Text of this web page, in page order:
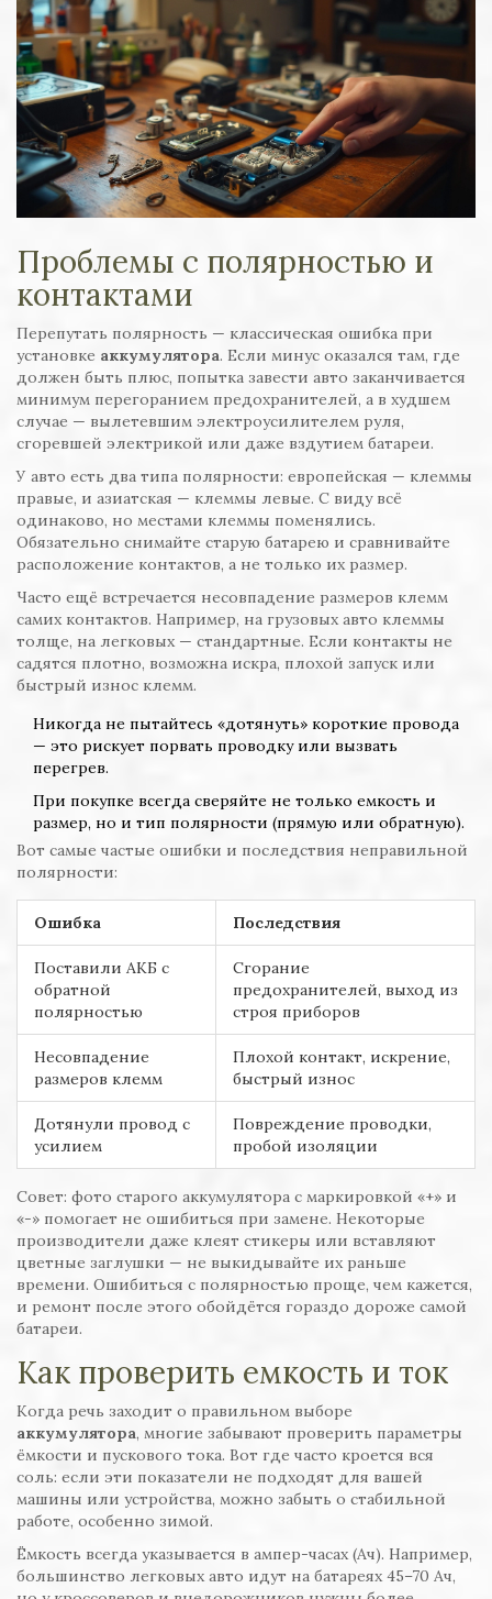
Проблемы с полярностью и
контактами
Перепутать полярность — классическая ошибка при
установке аккумулятора. Если минус оказался там, где
должен быть плюс, попытка завести авто заканчивается
минимум перегоранием предохранителей, а в худшем
случае — вылетевшим электроусилителем руля,
сгоревшей электрикой или даже вздутием батареи.
У авто есть два типа полярности: европейская — клеммы
правые, и азиатская — клеммы левые. С виду всё
одинаково, но местами клеммы поменялись.
Обязательно снимайте старую батарею и сравнивайте
расположение контактов, а не только их размер.
Часто ещё встречается несовпадение размеров клемм
самих контактов. Например, на грузовых авто клеммы
толще, на легковых — стандартные. Если контакты не
садятся плотно, возможна искра, плохой запуск или
быстрый износ клемм.
Никогда не пытайтесь «дотянуть» короткие провода
— это рискует порвать проводку или вызвать
перегрев.
При покупке всегда сверяйте не только емкость и
размер, но и тип полярности (прямую или обратную).
Вот самые частые ошибки и последствия неправильной
полярности:
Ошибка Последствия
Поставили АКБ с
обратной
полярностью
Сгорание
предохранителей, выход из
строя приборов
Несовпадение
размеров клемм
Плохой контакт, искрение,
быстрый износ
Дотянули провод с
усилием
Повреждение проводки,
пробой изоляции
Совет: фото старого аккумулятора с маркировкой «+» и
«-» помогает не ошибиться при замене. Некоторые
производители даже клеят стикеры или вставляют
цветные заглушки — не выкидывайте их раньше
времени. Ошибиться с полярностью проще, чем кажется,
и ремонт после этого обойдётся гораздо дороже самой
батареи.
Как проверить емкость и ток
Когда речь заходит о правильном выборе
аккумулятора, многие забывают проверить параметры
ёмкости и пускового тока. Вот где часто кроется вся
соль: если эти показатели не подходят для вашей
машины или устройства, можно забыть о стабильной
работе, особенно зимой.
Ёмкость всегда указывается в ампер-часах (Ач). Например,
большинство легковых авто идут на батареях 45–70 Ач,